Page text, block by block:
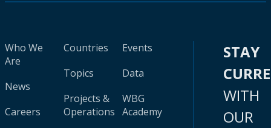
Who We
Are
News
Careers
Countries
Topics
Projects &
Operations
Events
Data
WBG
Academy
STAY
WITH
OUR